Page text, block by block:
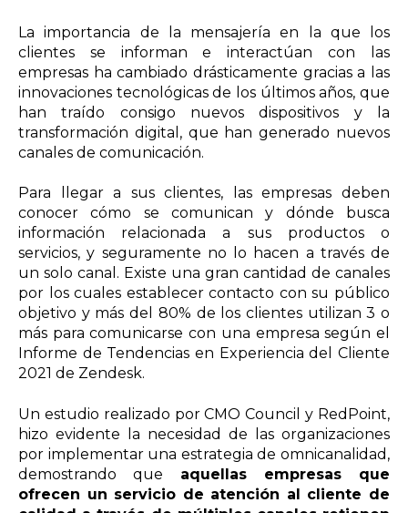
La importancia de la mensajería en la que los
clientes se informan e interactúan con las
empresas ha cambiado drásticamente gracias a las
innovaciones tecnológicas de los últimos años, que
han traído consigo nuevos dispositivos y la
transformación digital, que han generado nuevos
canales de comunicación.
Para llegar a sus clientes, las empresas deben
conocer cómo se comunican y dónde busca
información relacionada a sus productos o
servicios, y seguramente no lo hacen a través de
un solo canal. Existe una gran cantidad de canales
por los cuales establecer contacto con su público
objetivo y más del 80% de los clientes utilizan 3 o
más para comunicarse con una empresa según el
Informe de Tendencias en Experiencia del Cliente
2021 de Zendesk.
Un estudio realizado por CMO Council y RedPoint,
hizo evidente la necesidad de las organizaciones
por implementar una estrategia de omnicanalidad,
demostrando que aquellas empresas que
ofrecen un servicio de atención al cliente de